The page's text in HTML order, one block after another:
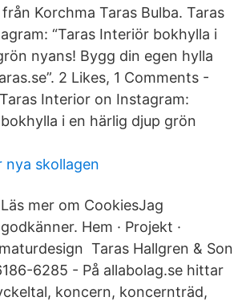
Korchma Taras Bulba. Taras
“Taras Interiör bokhylla i
nyans! Bygg din egen hylla
2 Likes, 1 Comments -
Interior on Instagram:
i en härlig djup grön
nya skollagen
Läs mer om CookiesJag
godkänner. Hem · Projekt ·
Taras Hallgren & Son
6285 - På allabolag.se hittar
koncern, koncernträd,